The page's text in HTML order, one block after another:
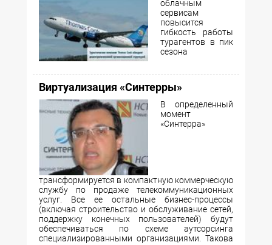
облачным
сервисам
повысится
гибкость работы
турагентов в пик
сезона
Виртуализация «Синтерры»
В определенный
момент
«Синтерра»
трансформируется в компактную коммерческую
службу по продаже телекоммуникационных
услуг. Все ее остальные бизнес-процессы
(включая строительство и обслуживание сетей,
поддержку конечных пользователей) будут
обеспечиваться по схеме аутсорсинга
специализированными организациями. Такова